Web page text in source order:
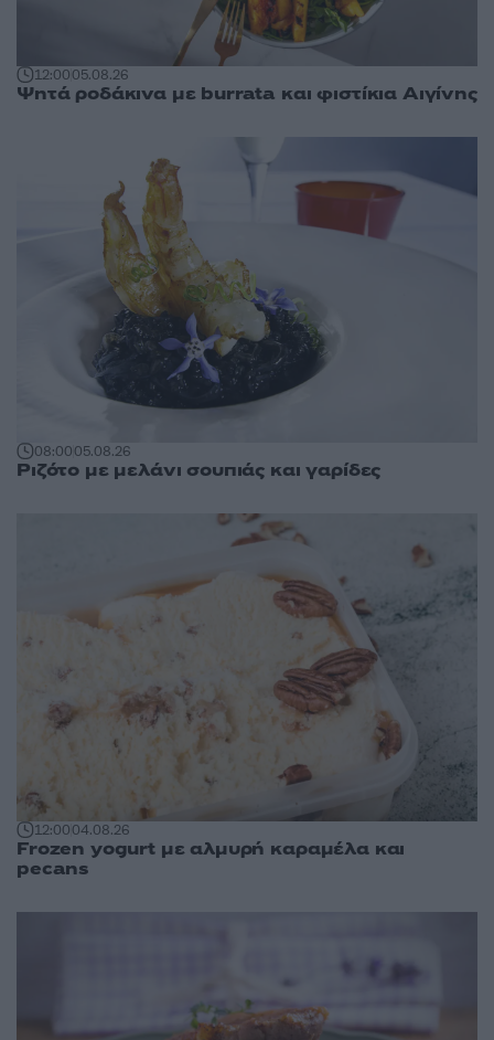
12:0005.08.26
Ψητά ροδάκινα με burrata και φιστίκια Αιγίνης
08:0005.08.26
Ριζότο με μελάνι σουπιάς και γαρίδες
12:0004.08.26
Frozen yogurt με αλμυρή καραμέλα και
pecans